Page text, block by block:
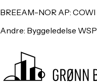
BREEAM-NOR AP: COWI
Andre: Byggeledelse WSP